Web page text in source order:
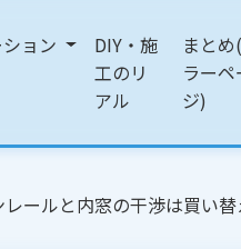
ョン
DIY・施
工のリ
アル
まと
ラーペ
ジ)
レールと内窓の干渉は買い替